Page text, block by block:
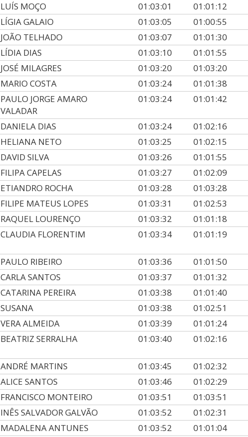
LUÍS MOÇO 01:03:01 01:01:12
LÍGIA GALAIO 01:03:05 01:00:55
JOÃO TELHADO 01:03:07 01:01:30
LÍDIA DIAS 01:03:10 01:01:55
JOSÉ MILAGRES 01:03:20 01:03:20
MARIO COSTA 01:03:24 01:01:38
PAULO JORGE AMARO
VALADAR
01:03:24 01:01:42
DANIELA DIAS 01:03:24 01:02:16
HELIANA NETO 01:03:25 01:02:15
DAVID SILVA 01:03:26 01:01:55
FILIPA CAPELAS 01:03:27 01:02:09
ETIANDRO ROCHA 01:03:28 01:03:28
FILIPE MATEUS LOPES 01:03:31 01:02:53
RAQUEL LOURENÇO 01:03:32 01:01:18
CLAUDIA FLORENTIM 01:03:34 01:01:19
PAULO RIBEIRO 01:03:36 01:01:50
CARLA SANTOS 01:03:37 01:01:32
CATARINA PEREIRA 01:03:38 01:01:40
SUSANA 01:03:38 01:02:51
VERA ALMEIDA 01:03:39 01:01:24
BEATRIZ SERRALHA 01:03:40 01:02:16
ANDRÉ MARTINS 01:03:45 01:02:32
ALICE SANTOS 01:03:46 01:02:29
FRANCISCO MONTEIRO 01:03:51 01:03:51
INÊS SALVADOR GALVÃO 01:03:52 01:02:31
MADALENA ANTUNES 01:03:52 01:01:04